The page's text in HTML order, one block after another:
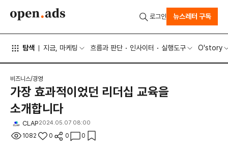
탐색 지금, 마케팅 흐름과 판단 인사이터 실행도구 O'story
로그인 뉴스레터 구독
비즈니스/경영
가장 효과적이었던 리더십 교육을
소개합니다
CLAP2024.05.07 08:00
1082 0 0 0